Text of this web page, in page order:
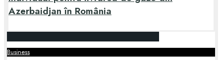
Azerbaidjan în România
Business